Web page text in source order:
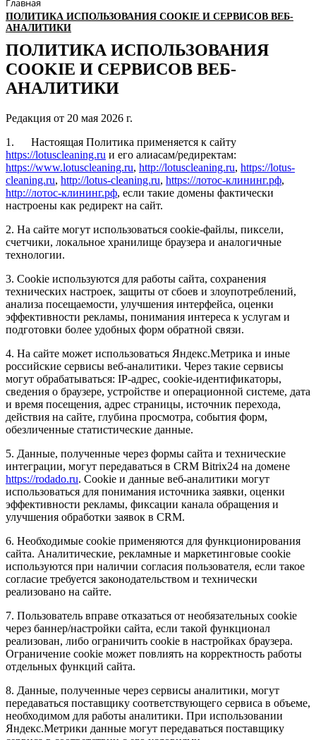
Главная
ПОЛИТИКА ИСПОЛЬЗОВАНИЯ COOKIE И СЕРВИСОВ ВЕБ-
АНАЛИТИКИ
ПОЛИТИКА ИСПОЛЬЗОВАНИЯ
COOKIE И СЕРВИСОВ ВЕБ-
АНАЛИТИКИ
Редакция от 20 мая 2026 г.
1. Настоящая Политика применяется к сайту
https://lotuscleaning.ru и его алиасам/редиректам:
https://www.lotuscleaning.ru, http://lotuscleaning.ru, https://lotus-
cleaning.ru, http://lotus-cleaning.ru, https://лотос-клининг.рф,
http://лотос-клининг.рф, если такие домены фактически
настроены как редирект на сайт.
2. На сайте могут использоваться cookie-файлы, пиксели,
счетчики, локальное хранилище браузера и аналогичные
технологии.
3. Cookie используются для работы сайта, сохранения
технических настроек, защиты от сбоев и злоупотреблений,
анализа посещаемости, улучшения интерфейса, оценки
эффективности рекламы, понимания интереса к услугам и
подготовки более удобных форм обратной связи.
4. На сайте может использоваться Яндекс.Метрика и иные
российские сервисы веб-аналитики. Через такие сервисы
могут обрабатываться: IP-адрес, cookie-идентификаторы,
сведения о браузере, устройстве и операционной системе, дата
и время посещения, адрес страницы, источник перехода,
действия на сайте, глубина просмотра, события форм,
обезличенные статистические данные.
5. Данные, полученные через формы сайта и технические
интеграции, могут передаваться в CRM Bitrix24 на домене
https://rodado.ru. Cookie и данные веб-аналитики могут
использоваться для понимания источника заявки, оценки
эффективности рекламы, фиксации канала обращения и
улучшения обработки заявок в CRM.
6. Необходимые cookie применяются для функционирования
сайта. Аналитические, рекламные и маркетинговые cookie
используются при наличии согласия пользователя, если такое
согласие требуется законодательством и технически
реализовано на сайте.
7. Пользователь вправе отказаться от необязательных cookie
через баннер/настройки сайта, если такой функционал
реализован, либо ограничить cookie в настройках браузера.
Ограничение cookie может повлиять на корректность работы
отдельных функций сайта.
8. Данные, полученные через сервисы аналитики, могут
передаваться поставщику соответствующего сервиса в объеме,
необходимом для работы аналитики. При использовании
Яндекс.Метрики данные могут передаваться поставщику